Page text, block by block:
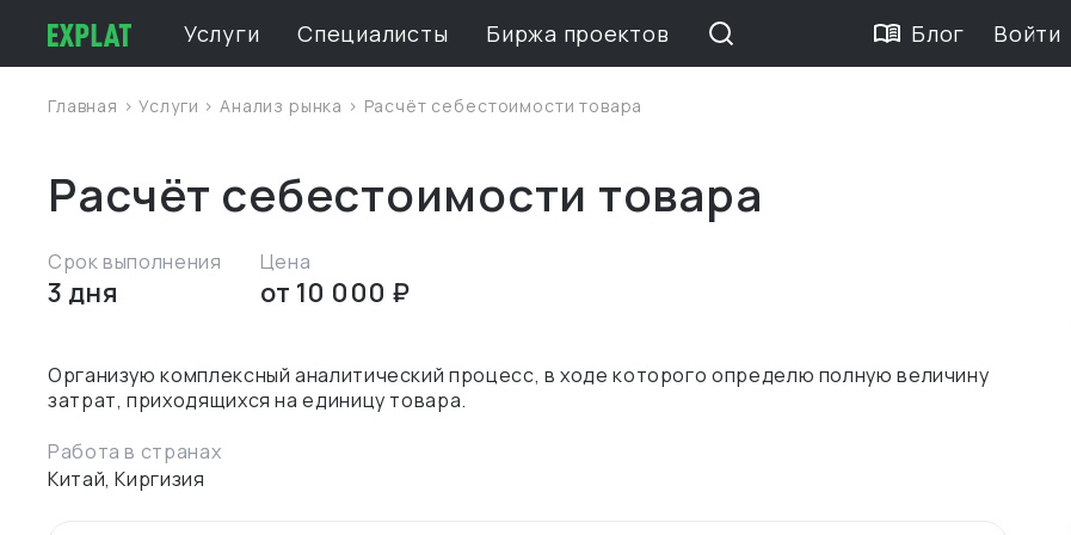
Услуги Специалисты Биржа проектов Блог Войти
Главная >Услуги > Анализ рынка > Расчёт себестоимости товара
Расчёт себестоимости товара
Срок выполнения
3 дня
Цена
от 10 000 ₽
Организую комплексный аналитический процесс, в ходе которого определю полную величину
Работа в странах
Китай, Киргизия